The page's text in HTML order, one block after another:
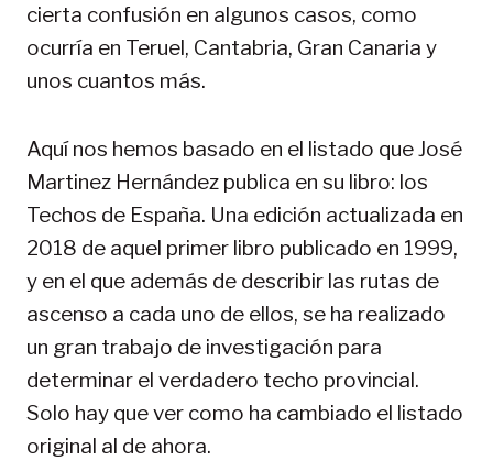
cierta confusión en algunos casos, como
ocurría en Teruel, Cantabria, Gran Canaria y
unos cuantos más.
Aquí nos hemos basado en el listado que José
Martinez Hernández publica en su libro: los
Techos de España. Una edición actualizada en
2018 de aquel primer libro publicado en 1999,
y en el que además de describir las rutas de
ascenso a cada uno de ellos, se ha realizado
un gran trabajo de investigación para
determinar el verdadero techo provincial.
Solo hay que ver como ha cambiado el listado
original al de ahora.